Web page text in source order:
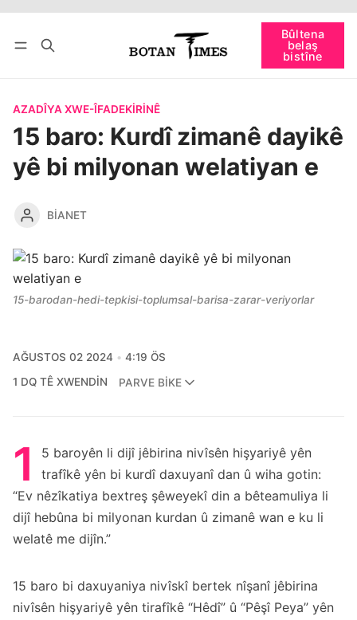
Bûltena
belaş
bistîne
bişopîne
AZADÎYA XWE-ÎFADEKIRINÊ
15 baro: Kurdî zimanê dayikê
yê bi milyonan welatiyan e
BIANET
15-barodan-hedi-tepkisi-toplumsal-barisa-zarar-veriyorlar
AĞUSTOS 02 2024
4:19 ÖS
1 DQ TÊ XWENDIN
PARVE BIKE
1
5 baroyên li dijî jêbirina nivîsên hişyariyê yên
trafîkê yên bi kurdî daxuyanî dan û wiha gotin:
“Ev nêzîkatiya bextreş şêweyekî din a bêteamuliya li
dijî hebûna bi milyonan kurdan û zimanê wan e ku li
welatê me dijîn.”
15 baro bi daxuyaniya nivîskî bertek nîşanî jêbirina
nivîsên hişyariyê yên tirafîkê “Hêdî” û “Pêşî Peya” yên